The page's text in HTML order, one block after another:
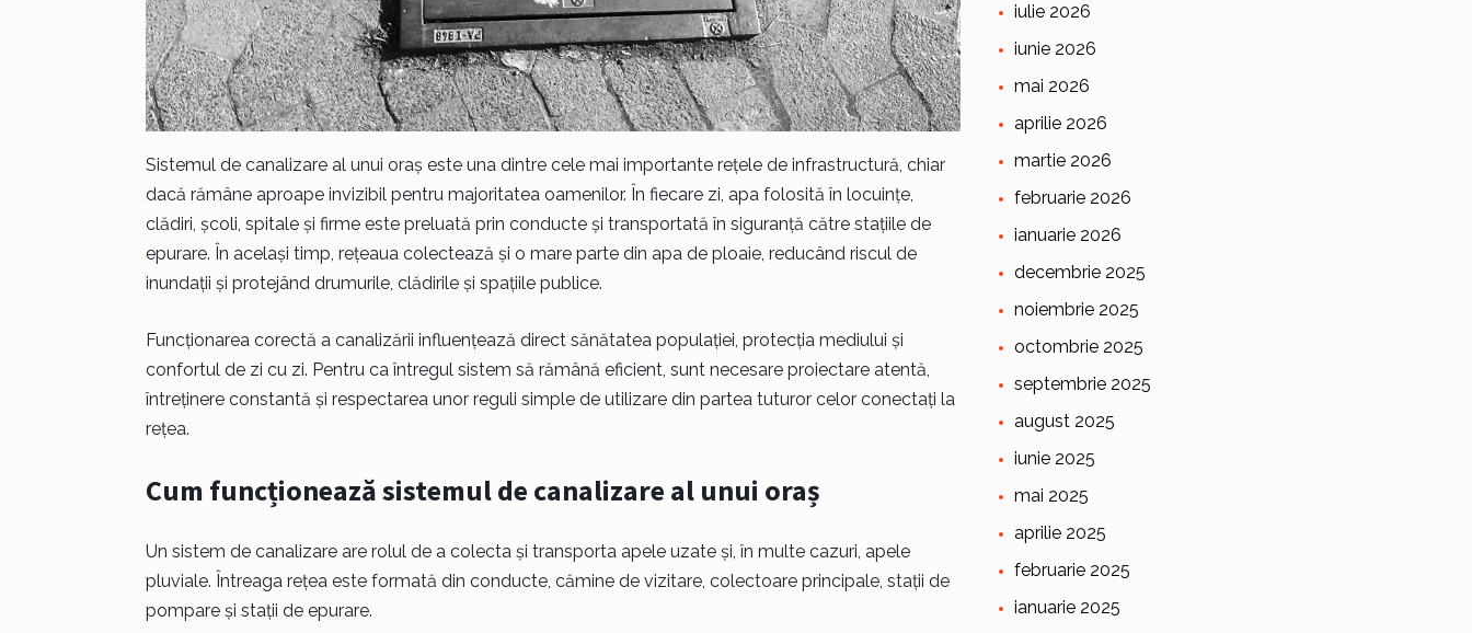
Sistemul de canalizare al unui oraș este una dintre cele mai importante rețele de infrastructură, chiar
dacă rămâne aproape invizibil pentru majoritatea oamenilor. În fiecare zi, apa folosită în locuințe,
clădiri, școli, spitale și firme este preluată prin conducte și transportată în siguranță către stațiile de
epurare. În același timp, rețeaua colectează și o mare parte din apa de ploaie, reducând riscul de
inundații și protejând drumurile, clădirile și spațiile publice.
Funcționarea corectă a canalizării influențează direct sănătatea populației, protecția mediului și
confortul de zi cu zi. Pentru ca întregul sistem să rămână eficient, sunt necesare proiectare atentă,
întreținere constantă și respectarea unor reguli simple de utilizare din partea tuturor celor conectați la
rețea.
Cum funcționează sistemul de canalizare al unui oraș
Un sistem de canalizare are rolul de a colecta și transporta apele uzate și, în multe cazuri, apele
pluviale. Întreaga rețea este formată din conducte, cămine de vizitare, colectoare principale, stații de
pompare și stații de epurare.
iulie 2026
iunie 2026
mai 2026
aprilie 2026
martie 2026
februarie 2026
ianuarie 2026
decembrie 2025
noiembrie 2025
octombrie 2025
septembrie 2025
august 2025
iunie 2025
mai 2025
aprilie 2025
februarie 2025
ianuarie 2025